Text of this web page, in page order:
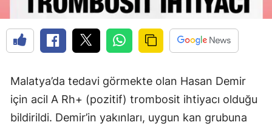
Malatya’da tedavi görmekte olan Hasan Demir
için acil A Rh+ (pozitif) trombosit ihtiyacı olduğu
bildirildi. Demir’in yakınları, uygun kan grubuna